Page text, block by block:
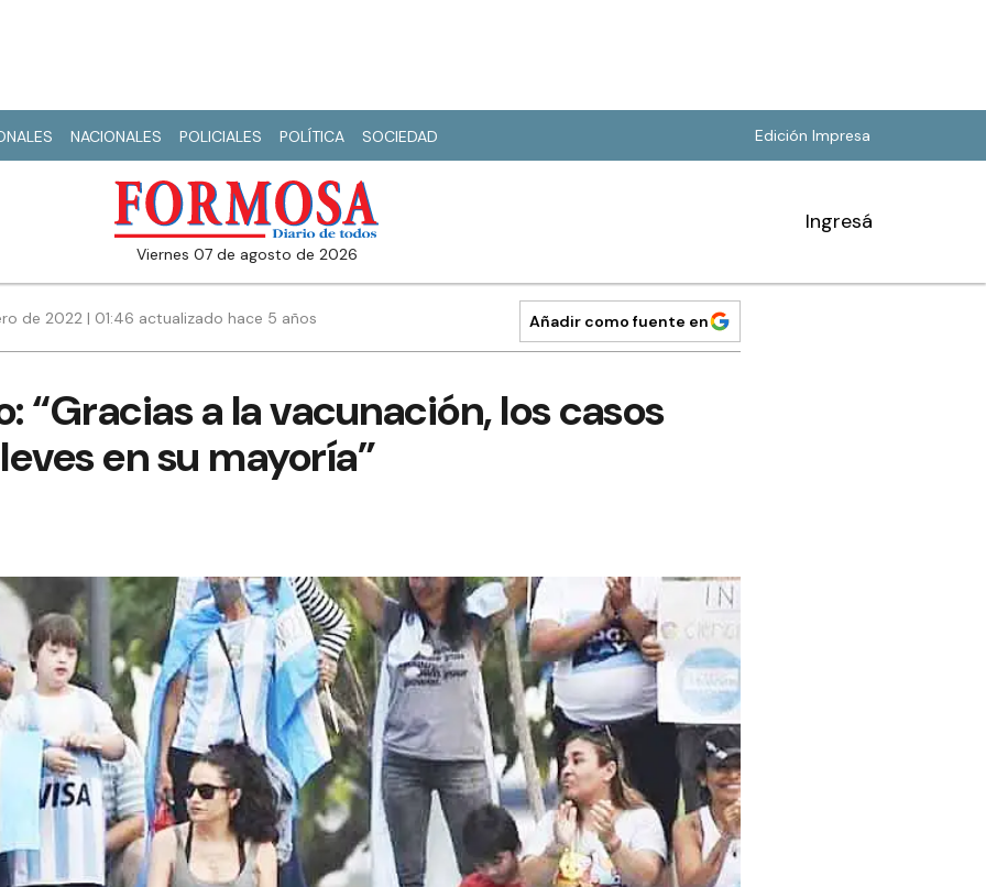
NACIONALES POLICIALES POLÍTICA SOCIEDAD Edición Impresa
viernes 07 de agosto de 2026
Ingresá
de 2022 | 01:46 actualizado hace 5 años Añadir como fuente en
“Gracias a la vacunación, los casos
en su mayoría”